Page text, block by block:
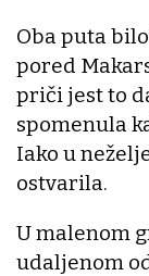
Oba puta
pored
priči jest to
spomenula
Iako u
ostvarila.
U malenom
udaljenom